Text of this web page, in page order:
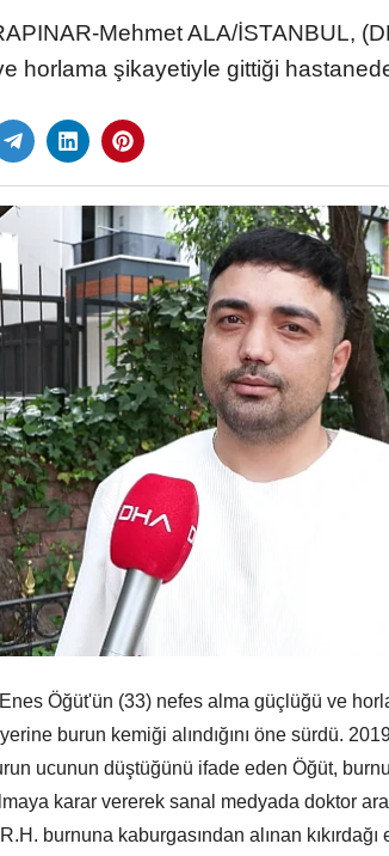
Mehmet ALA/İSTANBUL,
horlama şikayetiyle gittiği
Öğüt'ün (33) nefes alma güçlüğü ve
burun kemiği alındığını öne sürdü.
ucunun düştüğünü ifade eden Öğüt,
karar vererek sanal medyada doktor
burnuna kaburgasından alınan